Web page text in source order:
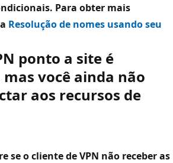
Para obter mais
Resolução de nomes usando seu
ponto a site é
você ainda não
aos recursos de
se o cliente de VPN não receber as